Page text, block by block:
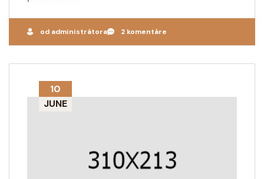
od administrátora 2 komentáre
10
JUNE